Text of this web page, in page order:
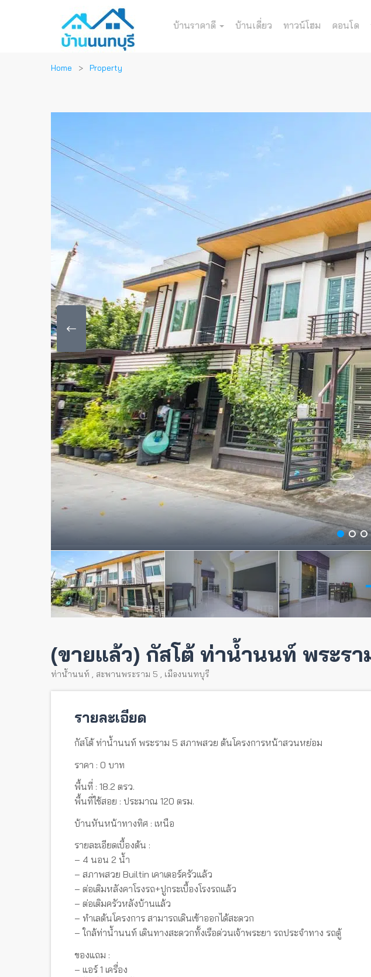
บ้านราคาดี บ้านเดี่ยว ทาวน์โฮม คอนโด
Home Property
(ขายแล้ว) กัสโต้ ท่าน้ำนนท์ พระร
ท่าน้ำนนท์ , สะพานพระราม 5 , เมืองนนทบุรี
รายละเอียด
กัสโต้ ท่าน้ำนนท์ พระราม 5 สภาพสวย ต้นโครงการหน้าสวนหย่อม
ราคา : 0 บาท
พื้นที่ : 18.2 ตรว.
พื้นที่ใช้สอย : ประมาณ 120 ตรม.
บ้านหันหน้าทางทิศ : เหนือ
รายละเอียดเบื้องต้น :
– 4 นอน 2 น้ำ
– สภาพสวย Builtin เคาเตอร์ครัวแล้ว
– ต่อเติมหลังคาโรงรถ+ปูกระเบื้องโรงรถแล้ว
– ต่อเติมครัวหลังบ้านแล้ว
– ทำเลต้นโครงการ สามารถเดินเข้าออกได้สะดวก
– ใกล้ท่าน้ำนนท์ เดินทางสะดวกทั้งเรือด่วนเจ้าพระยา รถประจำทาง รถตู้
ของแถม :
– แอร์ 1 เครื่อง